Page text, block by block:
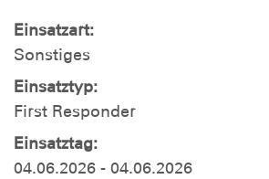
Einsatzart:
Sonstiges
Einsatztyp:
First Responder
Einsatztag:
04.06.2026 - 04.06.2026